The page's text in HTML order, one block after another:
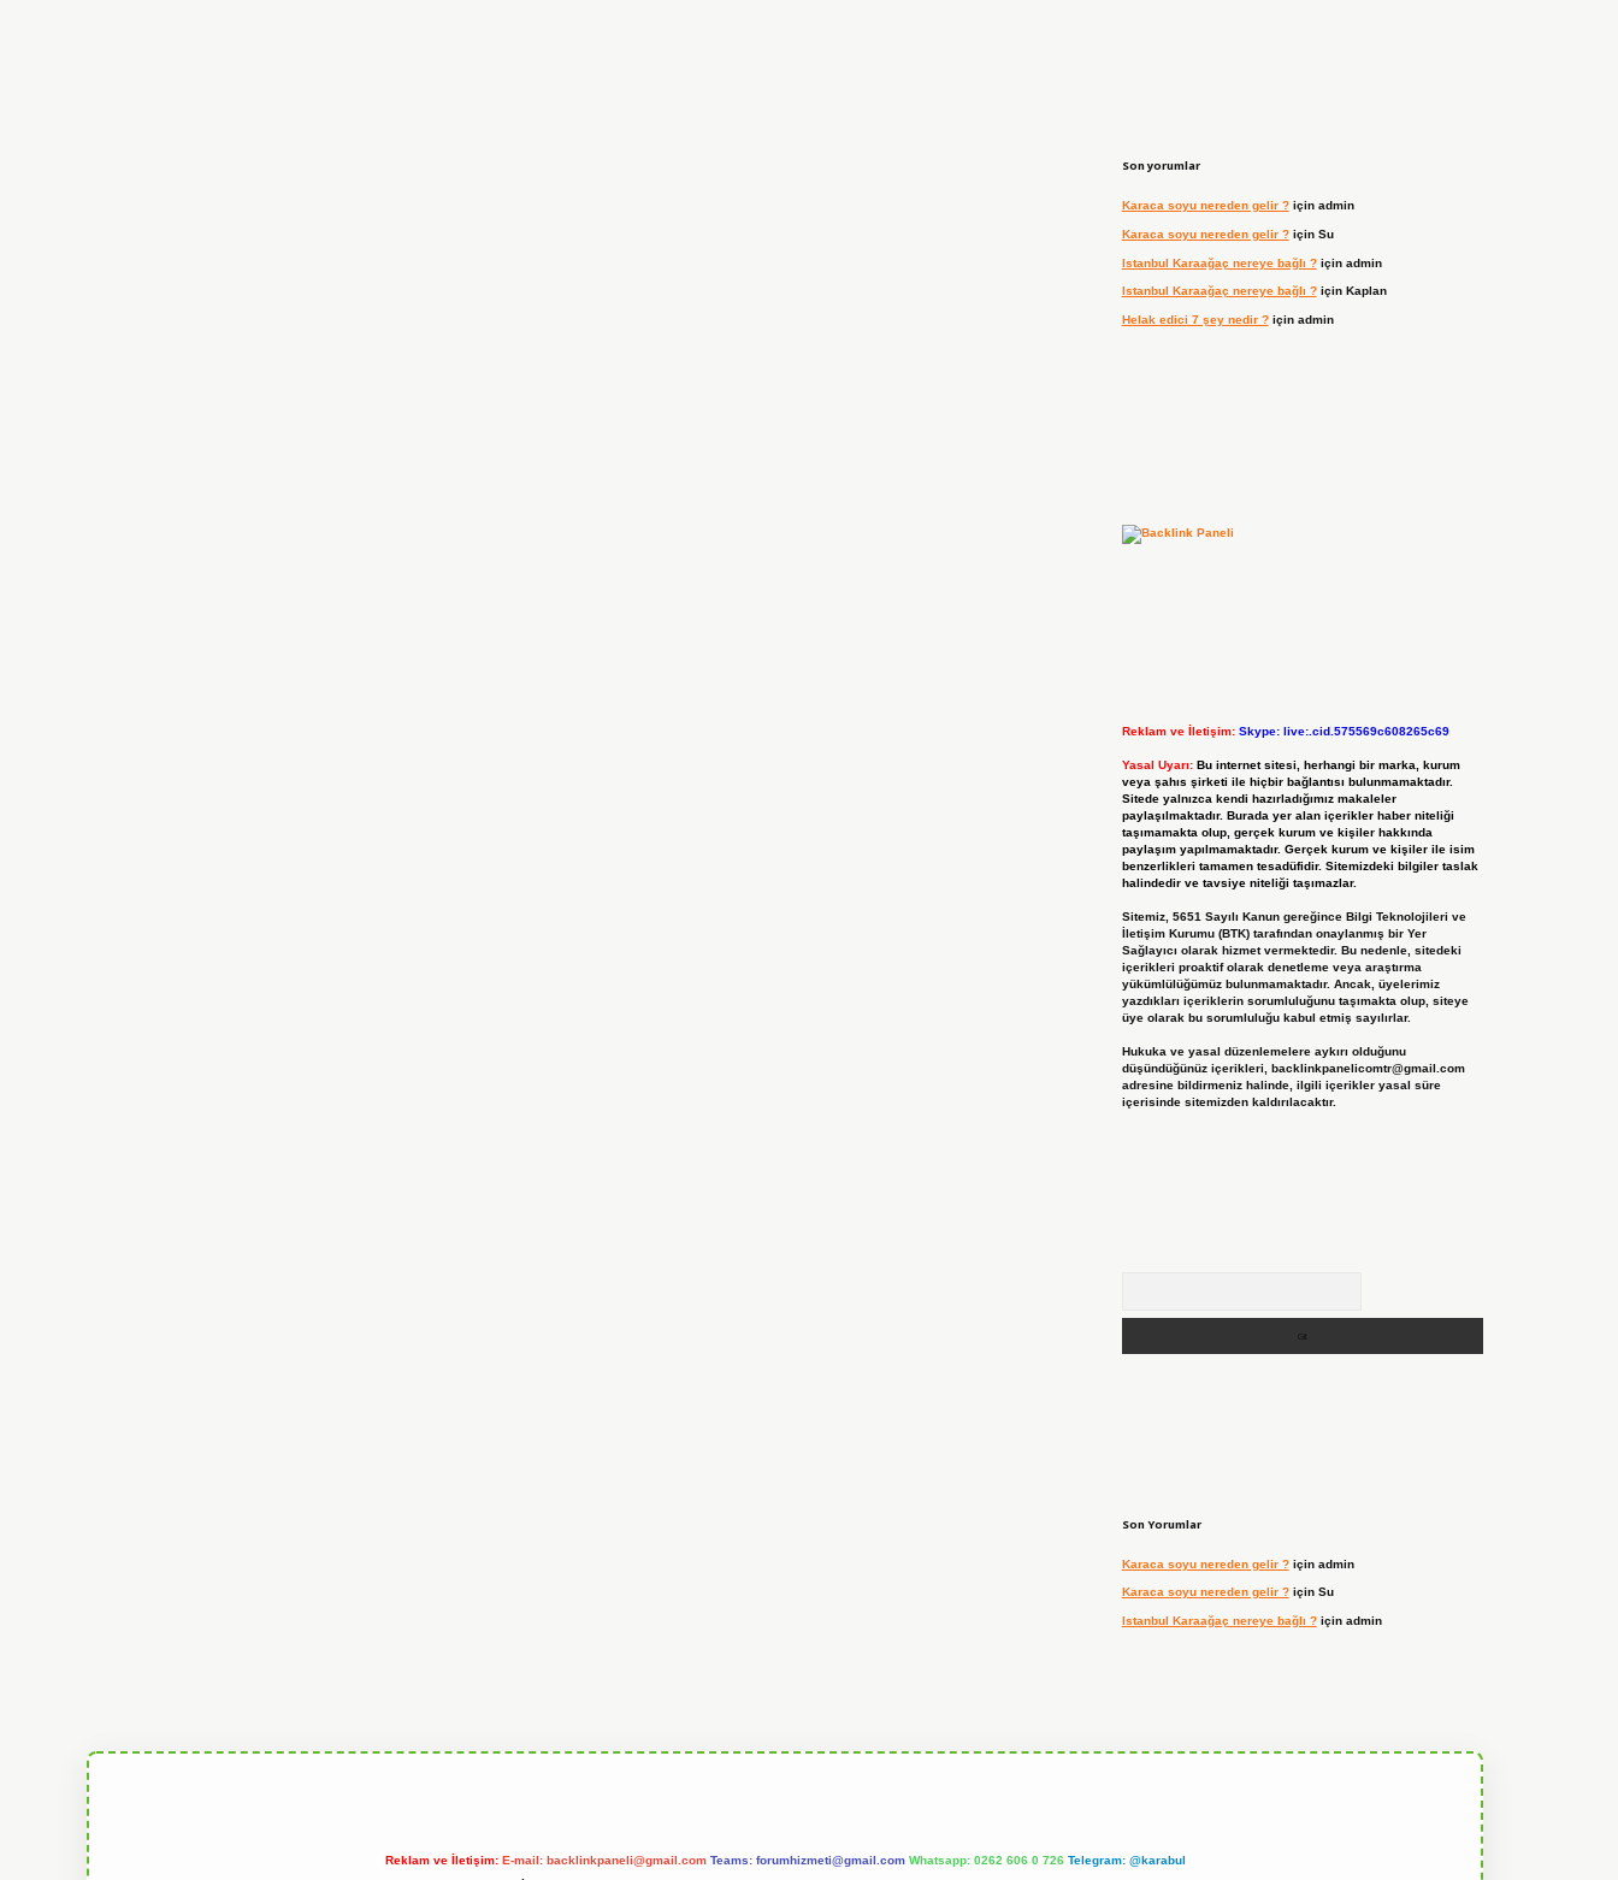
Son yorumlar
Karaca soyu nereden gelir ?için admin
Karaca soyu nereden gelir ?için Su
Istanbul Karaağaç nereye bağlı ?için admin
Istanbul Karaağaç nereye bağlı ?için Kaplan
Helak edici 7 şey nedir ?için admin
Reklam ve İletişim: Skype: live:.cid.575569c608265c69
Yasal Uyarı: Bu internet sitesi, herhangi bir marka, kurum
veya şahıs şirketi ile hiçbir bağlantısı bulunmamaktadır.
Sitede yalnızca kendi hazırladığımız makaleler
paylaşılmaktadır. Burada yer alan içerikler haber niteliği
taşımamakta olup, gerçek kurum ve kişiler hakkında
paylaşım yapılmamaktadır. Gerçek kurum ve kişiler ile isim
benzerlikleri tamamen tesadüfidir. Sitemizdeki bilgiler taslak
halindedir ve tavsiye niteliği taşımazlar.
Sitemiz, 5651 Sayılı Kanun gereğince Bilgi Teknolojileri ve
İletişim Kurumu (BTK) tarafından onaylanmış bir Yer
Sağlayıcı olarak hizmet vermektedir. Bu nedenle, sitedeki
içerikleri proaktif olarak denetleme veya araştırma
yükümlülüğümüz bulunmamaktadır. Ancak, üyelerimiz
yazdıkları içeriklerin sorumluluğunu taşımakta olup, siteye
üye olarak bu sorumluluğu kabul etmiş sayılırlar.
Hukuka ve yasal düzenlemelere aykırı olduğunu
düşündüğünüz içerikleri, backlinkpanelicomtr@gmail.com
adresine bildirmeniz halinde, ilgili içerikler yasal süre
içerisinde sitemizden kaldırılacaktır.
Son Yorumlar
Karaca soyu nereden gelir ?için admin
Karaca soyu nereden gelir ?için Su
Istanbul Karaağaç nereye bağlı ?için admin
Reklam ve İletişim: E-mail: backlinkpaneli@gmail.com Teams: forumhizmeti@gmail.com Whatsapp: 0262 606 0 726 Telegram: @karabul